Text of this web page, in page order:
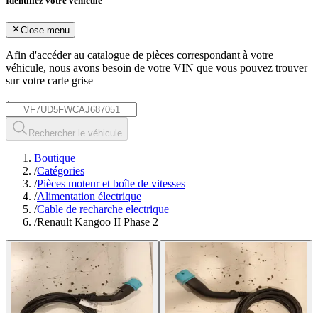
Close menu
Afin d'accéder au catalogue de pièces correspondant à votre
véhicule, nous avons besoin de votre VIN que vous pouvez trouver
sur votre carte grise
*
Rechercher le véhicule
Boutique
/Catégories
/Pièces moteur et boîte de vitesses
/Alimentation électrique
/Cable de recharche electrique
/Renault Kangoo II Phase 2